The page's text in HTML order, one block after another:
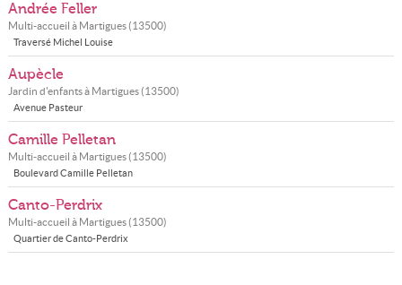
Andrée Feller
Multi-accueil à Martigues(13500)
Traversé Michel Louise
Aupècle
Jardin d'enfants à Martigues(13500)
Avenue Pasteur
Camille Pelletan
Multi-accueil à Martigues(13500)
Boulevard Camille Pelletan
Canto-Perdrix
Multi-accueil à Martigues(13500)
Quartier de Canto-Perdrix